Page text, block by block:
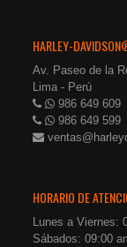
HARLEY-
Av. Paseo de la
Lima - Perú
986 649 609
986 649 599
HORARIO DE
Lunes a Viernes:
Sábados: 09:00